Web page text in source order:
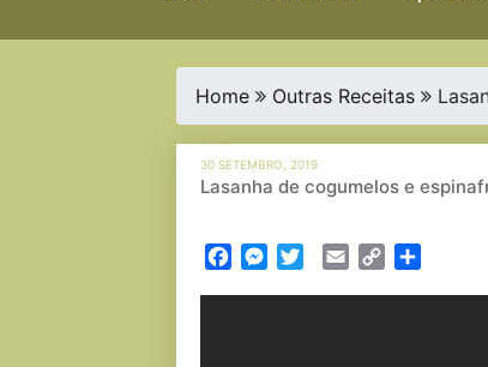
Home Outras Receitas
30 SETEMBRO, 2019
Lasanha de cogumelos e
FacebookMessenger
TwitterEmail Copy